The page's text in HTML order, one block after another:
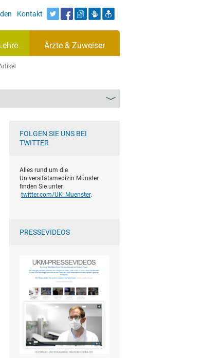
Kontakt
Ärzte & Zuweiser
FOLGEN SIE UNS BEI
TWITTER
Alles rund um die
Universitätsmedizin Münster
finden Sie unter
twitter.com/UK_Muenster.
PRESSEVIDEOS